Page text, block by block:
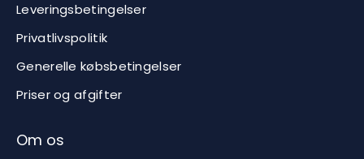
Leveringsbetingelser
Privatlivspolitik
Generelle købsbetingelser
Priser og afgifter
Om os